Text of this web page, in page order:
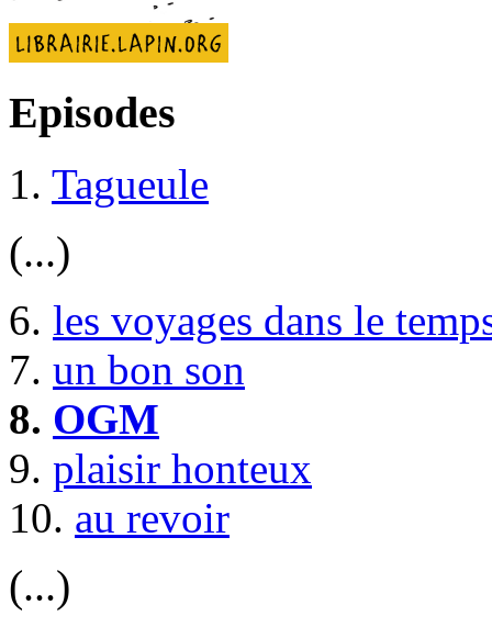
Episodes
1. Tagueule
(...)
6. les voyages dans le
7. un bon son
8. OGM
9. plaisir honteux
10. au revoir
(...)